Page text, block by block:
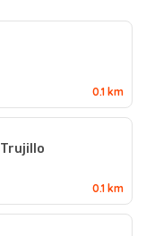
0.1 km
0.1 km